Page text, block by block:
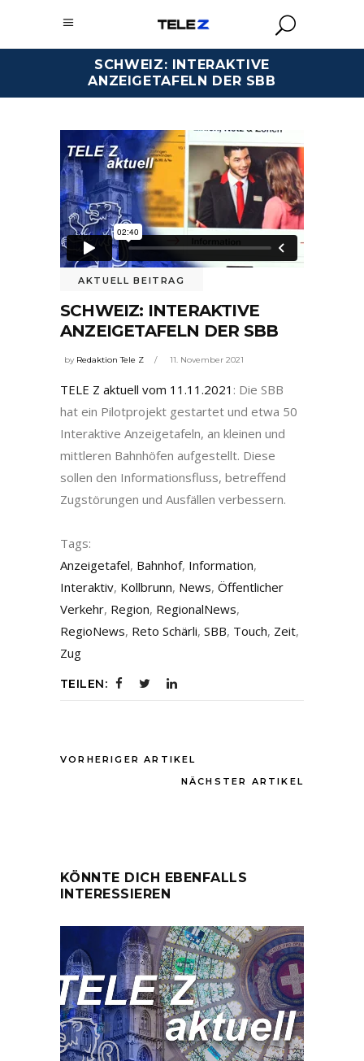
SCHWEIZ: INTERAKTIVE
ANZEIGETAFELN DER SBB
AKTUELL BEITRAG
SCHWEIZ: INTERAKTIVE
ANZEIGETAFELN DER SBB
by Redaktion Tele Z 11. November 2021
TELE Z aktuell vom 11.11.2021 : Die SBB
hat ein Pilotprojekt gestartet und etwa 50
Interaktive Anzeigetafeln, an kleinen und
mittleren Bahnhöfen aufgestellt. Diese
sollen den Informationsfluss, betreffend
Zugstörungen und Ausfällen verbessern.
Tags:
Anzeigetafel, Bahnhof, Information,
Interaktiv, Kollbrunn, News, Öffentlicher
Verkehr, Region, RegionalNews,
RegioNews, Reto Schärli, SBB, Touch, Zeit,
Zug
TEILEN:
VORHERIGER ARTIKEL
NÄCHSTER ARTIKEL
KÖNNTE DICH EBENFALLS
INTERESSIEREN